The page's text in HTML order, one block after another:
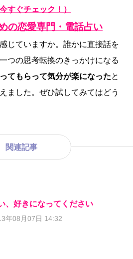
今すぐチェック！）
の恋愛専門・電話占い
じていますか。誰かに直接話を
つの思考転換のきっかけになる
てもらって気分が楽になったと
ました。ぜひ試してみてはどう
関連記事
、好きになってください
年08月07日 14:32